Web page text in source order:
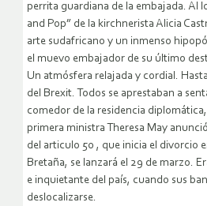
perrita guardiana de la embajada. Al
and Pop” de la kirchnerista Alicia
arte sudafricano y un inmenso
el muevo embajador de su último
Un atmósfera relajada y cordial.
del Brexit. Todos se aprestaban a
comedor de la residencia
primera ministra Theresa May
del articulo 50 , que inicia el divorcio
Bretaña, se lanzará el 29 de marzo.
e inquietante del país, cuando sus
deslocalizarse.